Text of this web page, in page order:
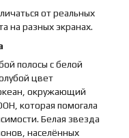
от реальных
на разных экранах.
полосы с белой
цвет
окружающий
которая помогала
Белая звезда
населённых